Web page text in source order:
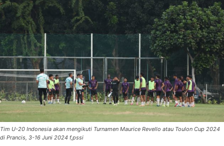
Tim U-20 Indonesia akan mengikuti Turnamen Maurice Revello atau Toulon Cup 2024
di Prancis, 3-16 Juni 2024 f,pssi